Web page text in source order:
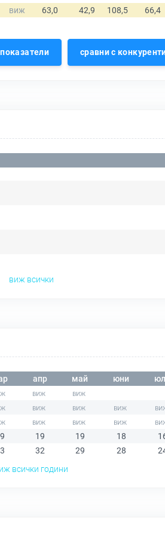
сравни с
виж всички
апр май юни
19 19 18
32 29 28
всички години